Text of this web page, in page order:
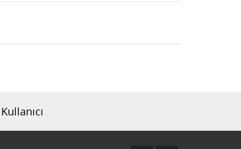
Kullanıcı